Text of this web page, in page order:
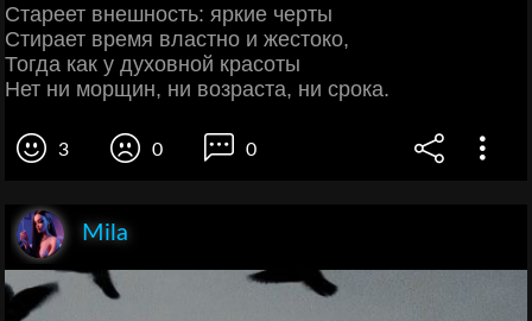
Стареет внешность: яркие черты
Стирает время властно и жестоко,
Тогда как у духовной красоты
Нет ни морщин, ни возраста, ни срока.
3 0 0
Mila